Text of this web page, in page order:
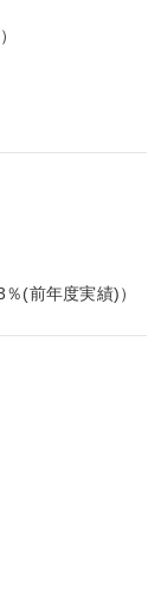
(前年度実績)）